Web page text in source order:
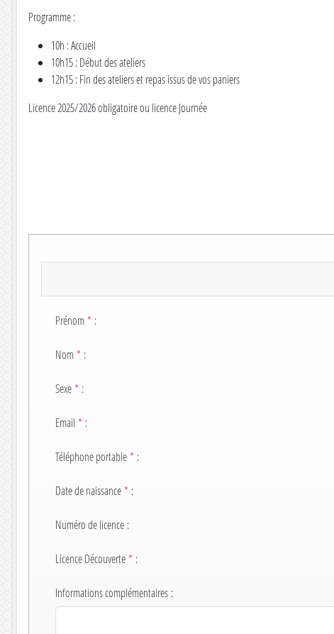
Programme :
10h : Accueil
10h15 : Début des ateliers
12h15 : Fin des ateliers et repas issus de vos paniers
Licence 2025/2026 obligatoire ou licence Journée
Prénom * :
Nom * :
Sexe* :
Email * :
Téléphone portable* :
Date de naissance* :
Numéro de licence :
Licence Découverte* :
Informations complémentaires :